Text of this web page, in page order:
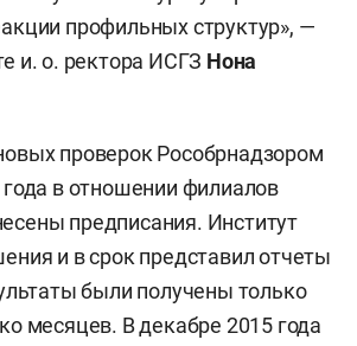
профильных структур», —
и. о. ректора ИСГЗ Нона
проверок Рособрнадзором
в отношении филиалов
предписания. Институт
и в срок представил отчеты
были получены только
месяцев. В декабре 2015 года